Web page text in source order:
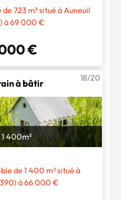
723 m² situé à Auneuil
à 69 000 €
€
à bâtir
18/20
1 400m²
de 1 400 m² situé à
à 66 000 €